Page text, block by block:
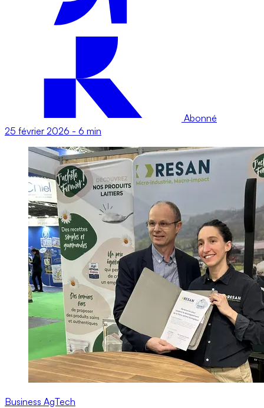
Abonné
25 février 2026 - 6 min
Business AgTech